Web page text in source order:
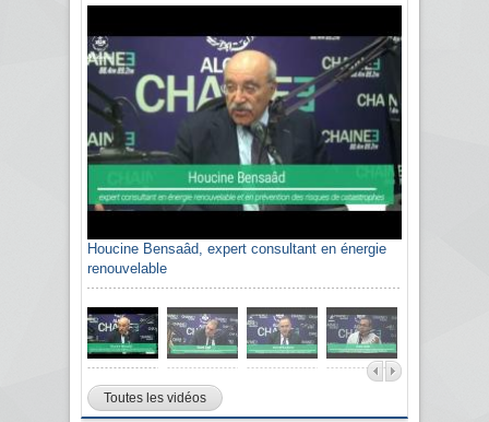
Houcine Bensaâd, expert consultant en énergie
renouvelable
Toutes les vidéos